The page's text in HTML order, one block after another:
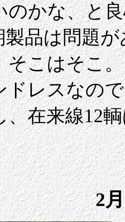
のかな、と
製品は問題
そこはそこ
ドレスなの
、在来線12
2